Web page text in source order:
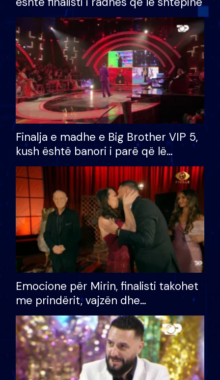
Finalja e madhe e Big Brother VIP 5,
kush është banori i parë që lë
shtëpinë dhe humb mundësinë për
të fituar çmimin e madh
Emocione për Mirin, finalisti takohet
me prindërit, vajzën dhe
bashkëshorten: S’kemi ndonjë letër
divorci apo jo?